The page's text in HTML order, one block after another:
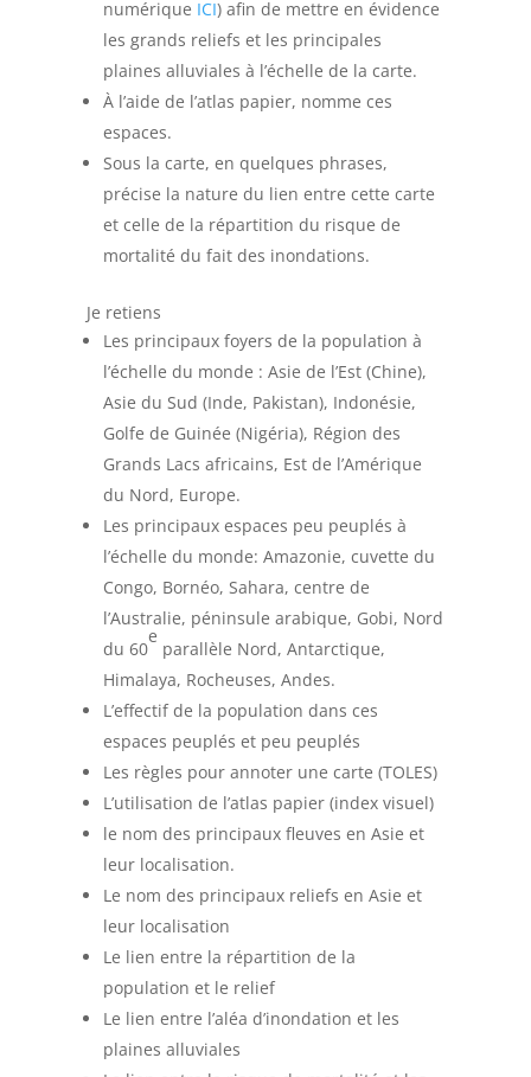
numérique ICI) afin de mettre en évidence
les grands reliefs et les principales
plaines alluviales à l’échelle de la carte.
À l’aide de l’atlas papier, nomme ces
espaces.
Sous la carte, en quelques phrases,
précise la nature du lien entre cette carte
et celle de la répartition du risque de
mortalité du fait des inondations.
Je retiens
Les principaux foyers de la population à
l’échelle du monde : Asie de l’Est (Chine),
Asie du Sud (Inde, Pakistan), Indonésie,
Golfe de Guinée (Nigéria), Région des
Grands Lacs africains, Est de l’Amérique
du Nord, Europe.
Les principaux espaces peu peuplés à
l’échelle du monde: Amazonie, cuvette du
Congo, Bornéo, Sahara, centre de
l’Australie, péninsule arabique, Gobi, Nord
du 60
e
parallèle Nord, Antarctique,
Himalaya, Rocheuses, Andes.
L’effectif de la population dans ces
espaces peuplés et peu peuplés
Les règles pour annoter une carte (TOLES)
L’utilisation de l’atlas papier (index visuel)
le nom des principaux fleuves en Asie et
leur localisation.
Le nom des principaux reliefs en Asie et
leur localisation
Le lien entre la répartition de la
population et le relief
Le lien entre l’aléa d’inondation et les
plaines alluviales